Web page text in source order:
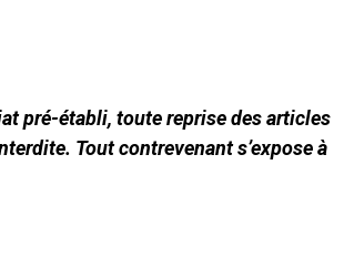
pré-établi, toute reprise des articles
Tout contrevenant s’expose à